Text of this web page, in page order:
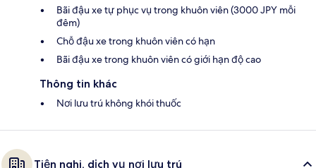
Bãi đậu xe tự phục vụ trong khuôn viên (3000 JPY mỗi
đêm)
Chỗ đậu xe trong khuôn viên có hạn
Bãi đậu xe trong khuôn viên có giới hạn độ cao
Thông tin khác
Nơi lưu trú không khói thuốc
Tiện nghi, dịch vụ nơi lưu trú